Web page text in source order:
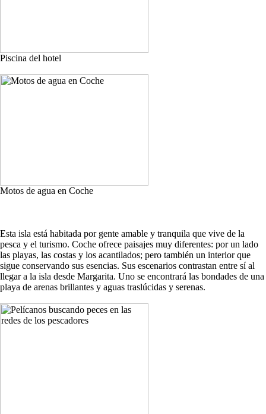
Piscina del hotel
Motos de agua en Coche
Esta isla está habitada por gente amable y tranquila que vive de la
pesca y el turismo. Coche ofrece paisajes muy diferentes: por un lado
las playas, las costas y los acantilados; pero también un interior que
sigue conservando sus esencias. Sus escenarios contrastan entre sí al
llegar a la isla desde Margarita. Uno se encontrará las bondades de una
playa de arenas brillantes y aguas traslúcidas y serenas.